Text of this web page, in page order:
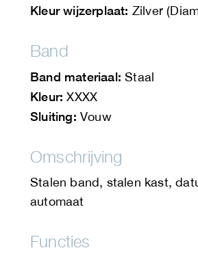
Kleur wijzerplaat: Zilver
Band
Band materiaal: Staal
Kleur: XXXX
Sluiting: Vouw
Omschrijving
Stalen band, stalen kast,
automaat
Functies